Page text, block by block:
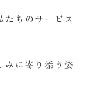
ちのサービス
みに寄り添う姿